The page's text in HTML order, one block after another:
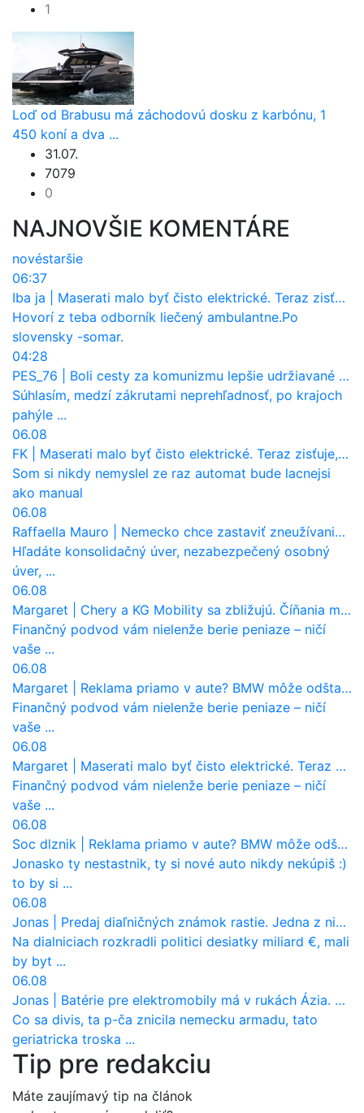
1
Loď od Brabusu má záchodovú dosku z karbónu, 1
450 koní a dva ...
31.07.
7079
0
NAJNOVŠIE KOMENTÁRE
novéstaršie
06:37
Iba ja
Maserati malo byť čisto elektrické. Teraz zisťuje, že potrebuje nový osemvalcový motor
Hovorí z teba odborník liečený ambulantne.Po
slovensky -somar.
04:28
PES_76
Boli cesty za komunizmu lepšie udržiavané ako dnes?
Súhlasím, medzí zákrutami neprehľadnosť, po krajoch
pahýle ...
06.08
FK
Maserati malo byť čisto elektrické. Teraz zisťuje, že potrebuje nový osemvalcový motor
Som si nikdy nemyslel ze raz automat bude lacnejsi
ako manual
06.08
Raffaella Mauro
Nemecko chce zastaviť zneužívanie dotácií na elektromobily. Pritvrdí pravidlá
Hľadáte konsolidačný úver, nezabezpečený osobný
úver, ...
06.08
Margaret
Chery a KG Mobility sa zbližujú. Číňania môžu získať 10 % bývalého SsangYongu
Finančný podvod vám nielenže berie peniaze – ničí
vaše ...
06.08
Margaret
Reklama priamo v aute? BMW môže odštartovať nový trend
Finančný podvod vám nielenže berie peniaze – ničí
vaše ...
06.08
Margaret
Maserati malo byť čisto elektrické. Teraz zisťuje, že potrebuje nový osemvalcový motor
Finančný podvod vám nielenže berie peniaze – ničí
vaše ...
06.08
Soc dlznik
Reklama priamo v aute? BMW môže odštartovať nový trend
Jonasko ty nestastnik, ty si nové auto nikdy nekúpiš :)
to by si ...
06.08
Jonas
Predaj diaľničných známok rastie. Jedna z nich zaznamenala nečakane výrazný nárast
Na dialniciach rozkradli politici desiatky miliard €, mali
by byt ...
06.08
Jonas
Batérie pre elektromobily má v rukách Ázia. Európa ale stráca kontrolu aj nad vlastnou výrobou!
Co sa divis, ta p-ča znicila nemecku armadu, tato
geriatricka troska ...
Tip pre redakciu
Máte zaujímavý tip na článok